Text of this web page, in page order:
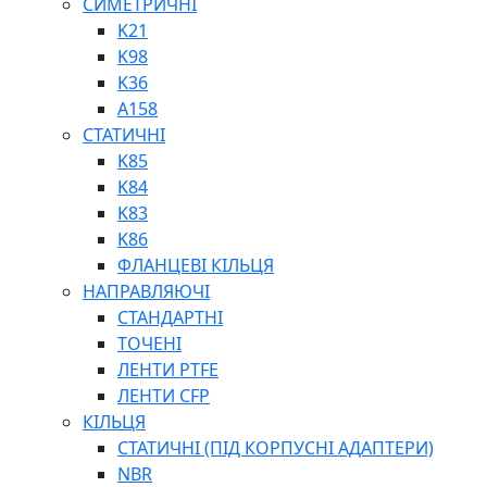
ШАРНІРНІ ПІДШИПНИКИ
ВУХА ГІДРОЦИЛІНДРА
ТРУБИ ХОНІНГОВАНІ
ШТОКИ ХРОМОВАНІ
МАСТИЛЬНЕ ОБЛАДНАННЯ
ПІСТОЛЕТИ
НАСОСИ ТА ПОМПИ
НАГНІТАЧІ
МУФТИ (НАСАДКИ) ДЛЯ ШПРИЦІВ
МАСЛЯНКИ, ЛІЙКИ
ПРЕС-МАСЛЯНКИ
K21
K98
K36
A158
СТАТИЧНІ
K85
K84
K83
K86
ФЛАНЦЕВІ КІЛЬЦЯ
НАПРАВЛЯЮЧІ
СТАНДАРТНІ
ТОЧЕНІ
ЛЕНТИ PTFE
ЛЕНТИ CFP
КІЛЬЦЯ
СТАТИЧНІ (ПІД КОРПУСНІ АДАПТЕРИ)
NBR